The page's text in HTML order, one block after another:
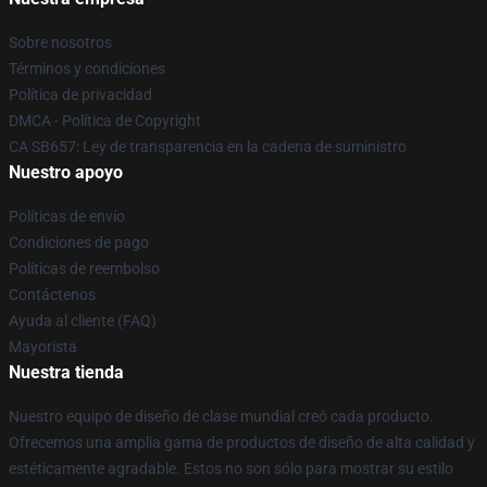
Sobre nosotros
Términos y condiciones
Política de privacidad
DMCA - Política de Copyright
CA SB657: Ley de transparencia en la cadena de suministro
Nuestro apoyo
Políticas de envío
Condiciones de pago
Políticas de reembolso
Contáctenos
Ayuda al cliente (FAQ)
Mayorista
Nuestra tienda
Nuestro equipo de diseño de clase mundial creó cada producto.
Ofrecemos una amplia gama de productos de diseño de alta calidad y
estéticamente agradable. Estos no son sólo para mostrar su estilo